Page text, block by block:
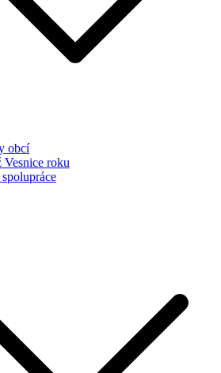
obcí
Vesnice roku